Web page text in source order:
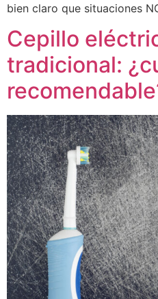
bien claro que situaciones
Cepillo
tradicional: